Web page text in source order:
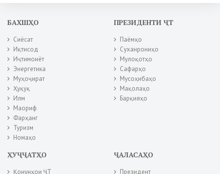
БАХШҲО
Сиёсат
Иқтисод
Иҷтимоиёт
Энергетика
Муҳоҷират
Ҳуқуқ
Илм
Маориф
Фарҳанг
Туризм
Номаҳо
ПРЕЗИДЕНТИ ҶТ
Паёмҳо
Суханрониҳо
Мулоқотҳо
Сафарҳо
Мусоҳибаҳо
Мақолаҳо
Барқияҳо
ҲУҶҶАТҲО
Қонунҳои ҶТ
ҶАЛАСАҲО
Президент